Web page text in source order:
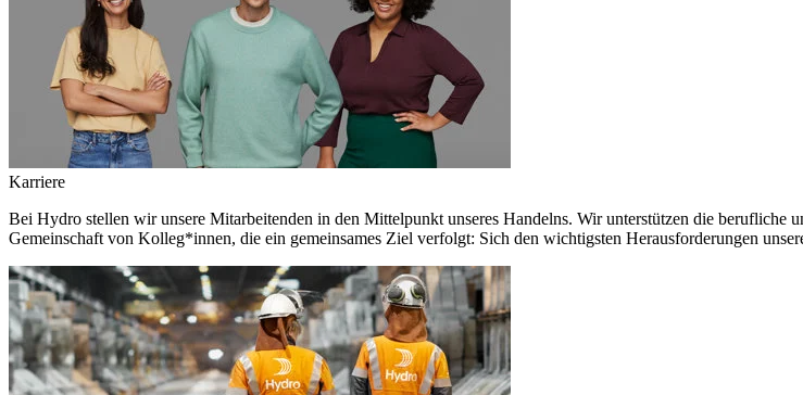
Karriere
Bei Hydro stellen wir unsere Mitarbeitenden in den Mittelpunkt unseres Handelns. Wir unterstützen die
Gemeinschaft von Kolleg*innen, die ein gemeinsames Ziel verfolgt: Sich den wichtigsten Herausforderungen